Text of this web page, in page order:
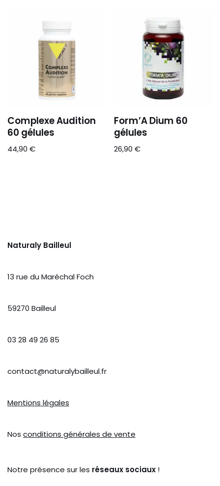
Complexe Audition
60 gélules
44,90 €
Form’A Dium 60
gélules
26,90€
Naturaly Bailleul
13 rue du Maréchal Foch
59270 Bailleul
03 28 49 26 85
contact@naturalybailleul.fr
Mentions légales
Nos conditions générales de vente
Notre présence sur les réseaux sociaux !